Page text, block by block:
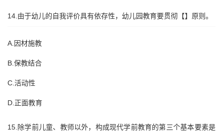
14.由于幼儿的自我评价具有依存性，幼儿园教育要贯彻【】原则。
A.因材施教
B.保教结合
C.活动性
D.正面教育
15.除学前儿童、教师以外，构成现代学前教育的第三个基本要素是